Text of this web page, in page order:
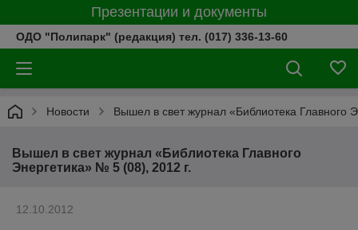
Презентации и документы
ОДО "Полипарк" (редакция) тел. (017) 336-13-60
Новости Вышел в свет журнал «Библиотека Главного
Вышел в свет журнал «Библиотека Главного
Энергетика» № 5 (08), 2012 г.
12.10.2012